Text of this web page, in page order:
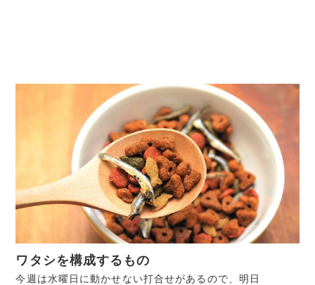
ワタシを構成するもの
今週は水曜日に動かせない打合せがあるので、明日